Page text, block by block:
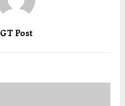
GT Post